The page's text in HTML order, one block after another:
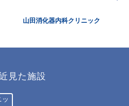
山田消化器内科クリニック
見た施設